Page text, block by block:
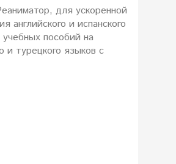
для ускоренной
английского и испанского
пособий на
и турецкого языков c